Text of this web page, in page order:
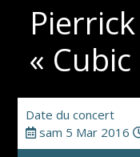
«
Date du concert
sam 5 Mar 2016